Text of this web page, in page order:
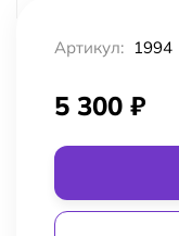
Артикул: 1994
5 300 ₽